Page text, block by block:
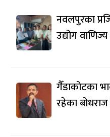
नवलपुरका
उद्योग
गैँडाकोटका
रहेका